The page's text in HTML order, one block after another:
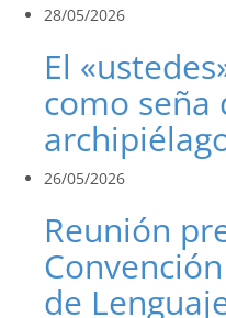
28/05/2026
El
como seña
26/05/2026
Reunión
de